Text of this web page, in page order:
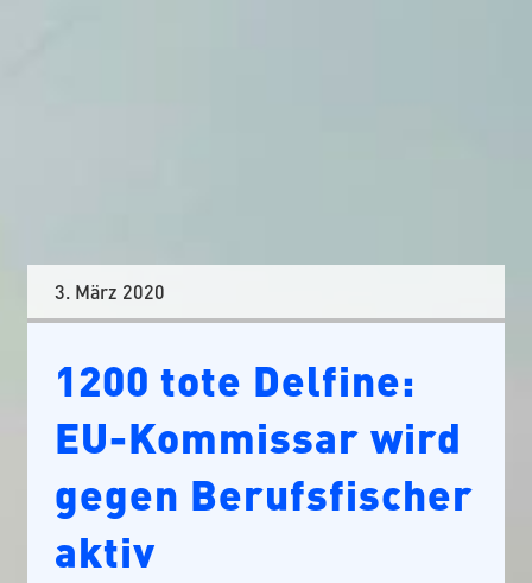
3. März 2020
1200 tote Delfine:
EU-Kommissar wird
gegen Berufsfischer
aktiv